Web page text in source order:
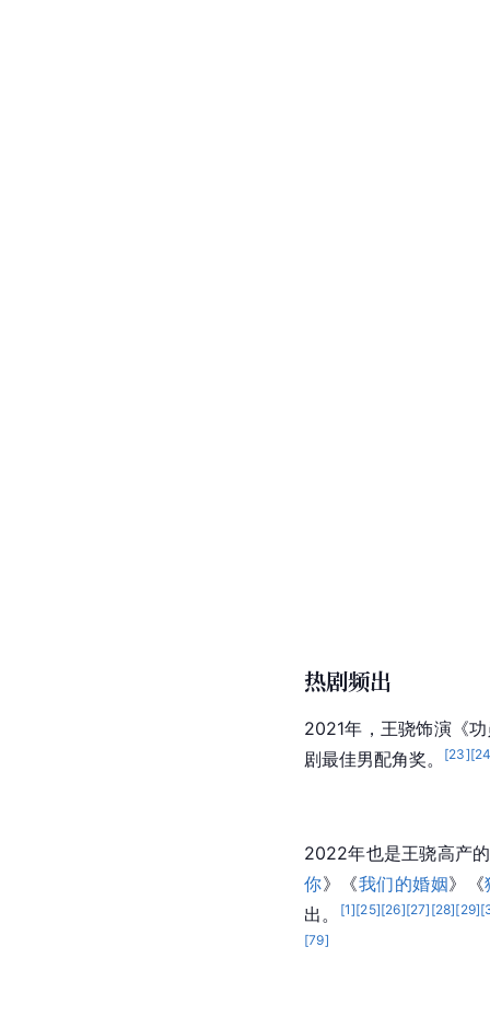
热剧频出
2021年，王骁饰演《
剧最佳男配角奖。
[23][
2022年也是王骁高产
你》《我们的婚姻》《
出。
[1][25][26][27] [28][29][
[79]